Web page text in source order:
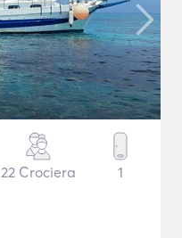
22 Crociera 1